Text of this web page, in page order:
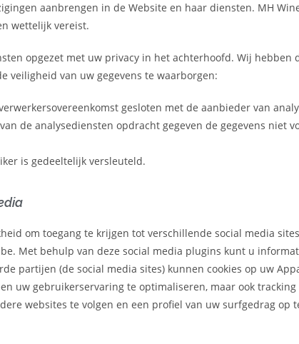
aanbrengen in de Website en haar diensten. MH
wettelijk vereist.
opgezet met uw privacy in het achterhoofd. Wij hebben
veiligheid van uw gegevens te waarborgen:
gesloten met de aanbieder van
de analysediensten opdracht gegeven de gegevens niet
is gedeeltelijk versleuteld.
om toegang te krijgen tot verschillende social media
Met behulp van deze social media plugins kunt u
partijen (de social media sites) kunnen cookies op uw
uw gebruikerservaring te optimaliseren, maar ook
websites te volgen en een profiel van uw surfgedrag op